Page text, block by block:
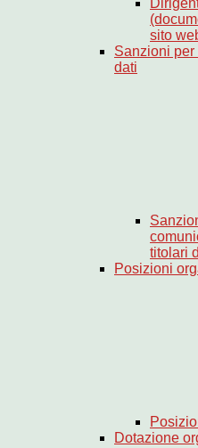
sito
Sanzioni
dati
titolari
Posizioni
Dotazione